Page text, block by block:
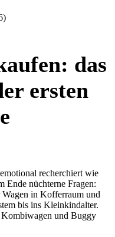
das
ersten
recherchiert wie
Ende nüchterne Fragen:
Wagen in Kofferraum und
bis ins Kleinkindalter.
Kombiwagen und Buggy